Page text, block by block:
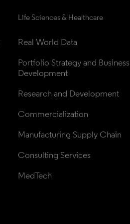
Life Sciences & Healthcare
Real World Data
Portfolio Strategy and Business
Development
Research and Development
Commercialization
Manufacturing Supply Chain
Consulting Services
MedTech